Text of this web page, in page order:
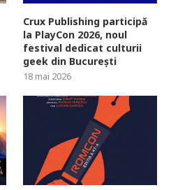
Crux Publishing participă
la PlayCon 2026, noul
festival dedicat culturii
geek din București
18 mai 2026